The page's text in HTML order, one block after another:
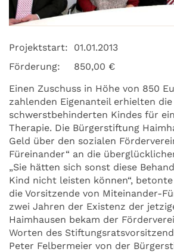
Projektstart:
01.01.2013
Förderung:
850,00 €
Einen Zuschuss in Höhe von 850
zahlenden Eigenanteil erhielten
schwerstbehinderten Kindes für
Therapie. Die Bürgerstiftung
Geld über den sozialen
Füreinander“ an die
„Sie hätten sich sonst diese
Kind nicht leisten können“,
die Vorsitzende von Miteinander-
zwei Jahren der Existenz der
Haimhausen bekam der
Worten des
Peter Felbermeier von der